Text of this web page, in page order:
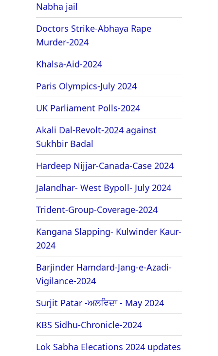
Nabha jail
Doctors Strike-Abhaya Rape
Murder-2024
Khalsa-Aid-2024
Paris Olympics-July 2024
UK Parliament Polls-2024
Akali Dal-Revolt-2024 against
Sukhbir Badal
Hardeep Nijjar-Canada-Case 2024
Jalandhar- West Bypoll- July 2024
Trident-Group-Coverage-2024
Kangana Slapping- Kulwinder Kaur-
2024
Barjinder Hamdard-Jang-e-Azadi-
Vigilance-2024
Surjit Patar -ਅਲਵਿਦਾ - May 2024
KBS Sidhu-Chronicle-2024
Lok Sabha Elecations 2024 updates